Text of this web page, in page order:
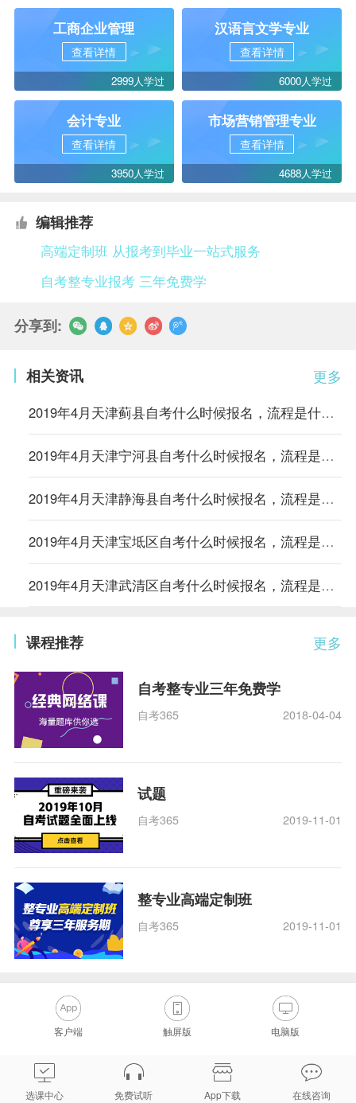
工商企业管理
查看详情
2999人学过
汉语言文学专业
查看详情
6000人学过
会计专业
查看详情
3950人学过
市场营销管理专业
查看详情
4688人学过
编辑推荐
高端定制班 从报考到毕业一站式服务
自考整专业报考 三年免费学
分享到:
更多
相关资讯
2019年4月天津蓟县自考什么时候报名，流程是什么？
2019年4月天津宁河县自考什么时候报名，流程是什么？
2019年4月天津静海县自考什么时候报名，流程是什么？
2019年4月天津宝坻区自考什么时候报名，流程是什么？
2019年4月天津武清区自考什么时候报名，流程是什么？
更多
课程推荐
自考整专业三年免费学
自考365 2018-04-04
试题
自考365 2019-11-01
整专业高端定制班
自考365 2019-11-01
客户端 触屏版 电脑版
选课中心 免费试听 App下载 在线咨询